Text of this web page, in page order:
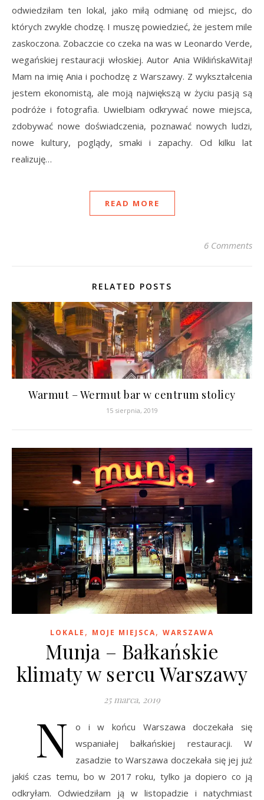
odwiedziłam ten lokal, jako miłą odmianę od miejsc, do
których zwykle chodzę. I muszę powiedzieć, że jestem mile
zaskoczona. Zobaczcie co czeka na was w Leonardo Verde,
wegańskiej restauracji włoskiej. Autor Ania WiklińskaWitaj!
Mam na imię Ania i pochodzę z Warszawy. Z wykształcenia
jestem ekonomistą, ale moją największą w życiu pasją są
podróże i fotografia. Uwielbiam odkrywać nowe miejsca,
zdobywać nowe doświadczenia, poznawać nowych ludzi,
nowe kultury, poglądy, smaki i zapachy. Od kilku lat
realizuję…
READ MORE
6 Comments
RELATED POSTS
Warmut – Wermut bar w centrum stolicy
15 sierpnia, 2019
LOKALE , MOJE MIEJSCA, WARSZAWA
Munja – Bałkańskie
klimaty w sercu Warszawy
25 marca, 2019
N
o i w końcu Warszawa doczekała się
wspaniałej bałkańskiej restauracji. W
zasadzie to Warszawa doczekała się jej już
jakiś czas temu, bo w 2017 roku, tylko ja dopiero co ją
odkryłam. Odwiedziłam ją w listopadzie i natychmiast